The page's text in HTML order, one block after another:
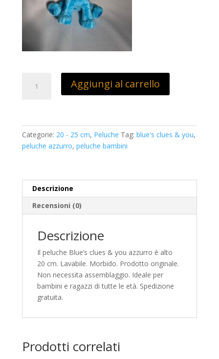
Blue's
20
cm
Aggiungi al carrello
l
t
e
a
v
Categorie: 20 - 25 cm, Peluche Tag: blue's clues & you,
peluche azzurro, peluche bambini
Descrizione
Recensioni (0)
Descrizione
Il peluche Blue’s clues & you azzurro è alto
20 cm. Lavabile. Morbido. Prodotto originale.
Non necessita assemblaggio. Ideale per
bambini e ragazzi di tutte le età. Spedizione
gratuita.
Prodotti correlati